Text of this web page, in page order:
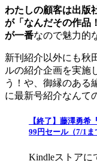
わたしの顧客は出版
が「なんだその作品
が一番なので魅力的
新刊紹介以外にも秋
ルの紹介企画を実施
う！や、御縁のある
に最新号紹介なんて
【終了】藤澤勇
99円セール（7/1ま
Kindleストアに